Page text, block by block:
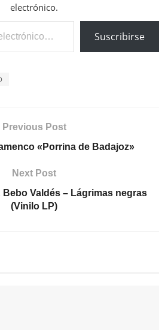
electrónico.
Suscribirse
Previous Post
«Porrina de Badajoz»
Next Post
Bebo Valdés – Lágrimas negras
(Vinilo LP)